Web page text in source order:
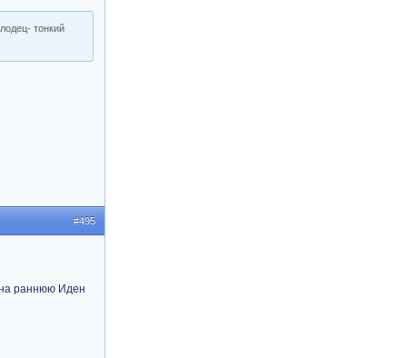
тонкий
#495
на раннюю Иден